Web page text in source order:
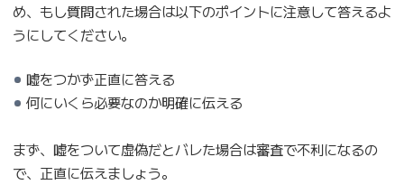
め、もし質問された場合は以下のポイントに注意して答えるよ
うにしてください。
嘘をつかず正直に答える
何にいくら必要なのか明確に伝える
まず、嘘をついて虚偽だとバレた場合は審査で不利になるの
で、正直に伝えましょう。